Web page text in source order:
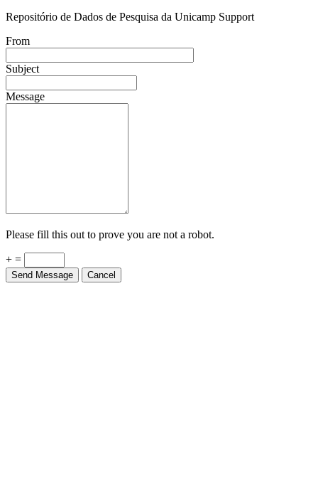
Repositório de Dados de Pesquisa da Unicamp Support
From
Subject
Message
Please fill this out to prove you are not a robot.
+ =
Send Message Cancel